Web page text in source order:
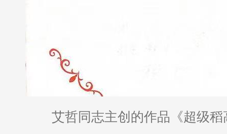
艾哲同志主创的作品《超级